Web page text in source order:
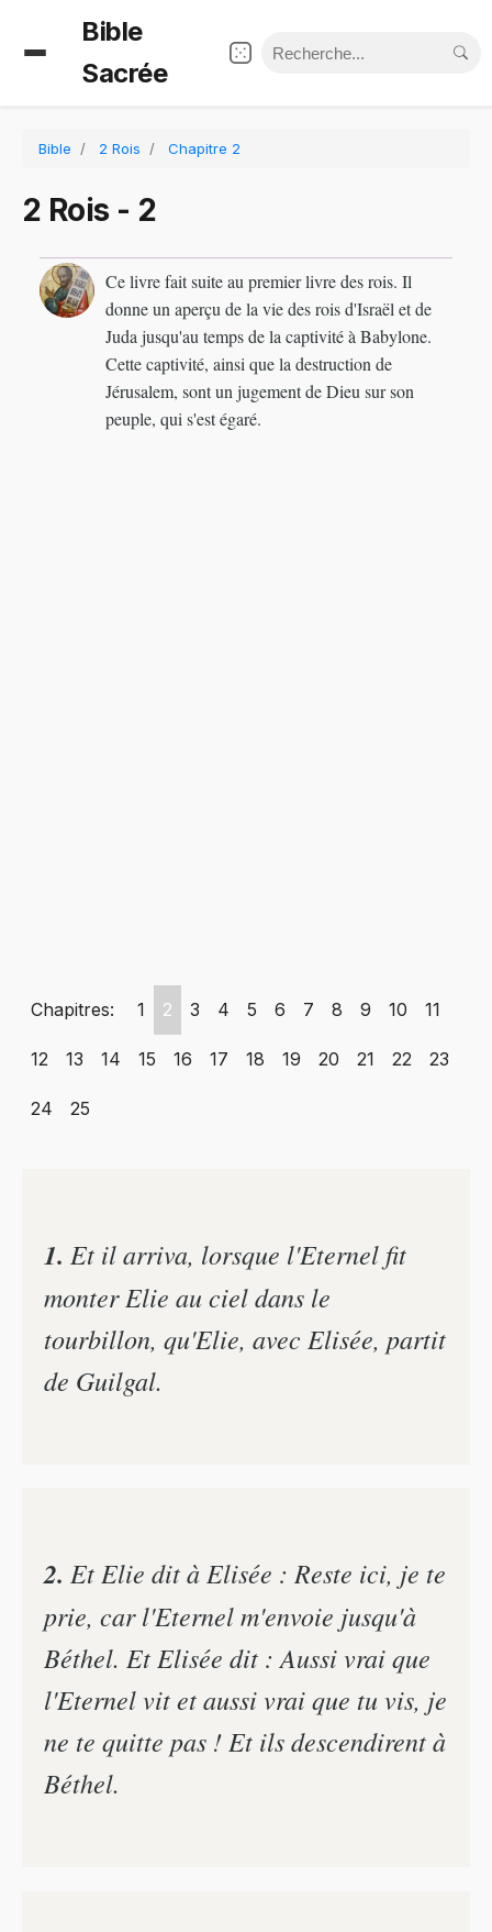
Bible
Sacrée
Bible 2 Rois Chapitre 2
2 Rois - 2
Ce livre fait suite au premier livre des rois. Il
donne un aperçu de la vie des rois d'Israël et de
Juda jusqu'au temps de la captivité à Babylone.
Cette captivité, ainsi que la destruction de
Jérusalem, sont un jugement de Dieu sur son
peuple, qui s'est égaré.
Chapitres: 1 2 3 4 5 6 7 8 9 10 11
12 13 14 15 16 17 18 19 20 21 22 23
24 25
1. Et il arriva, lorsque l'Eternel fit
monter Elie au ciel dans le
tourbillon, qu'Elie, avec Elisée, partit
de Guilgal.
2. Et Elie dit à Elisée : Reste ici, je te
prie, car l'Eternel m'envoie jusqu'à
Béthel. Et Elisée dit : Aussi vrai que
l'Eternel vit et aussi vrai que tu vis, je
ne te quitte pas ! Et ils descendirent à
Béthel.